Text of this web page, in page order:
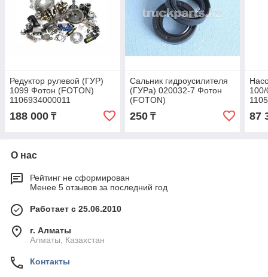
Редуктор рулевой (ГУР)
1099 Фотон (FOTON)
1106934000011
188 000 ₸
Сальник гидроусилителя
(ГУРа) 020032-7 Фотон
(FOTON)
250₸ 87
О нас
Рейтинг не сформирован
Менее 5 отзывов за последний год
Работает с 25.06.2010
г. Алматы
Алматы, Казахстан
Контакты